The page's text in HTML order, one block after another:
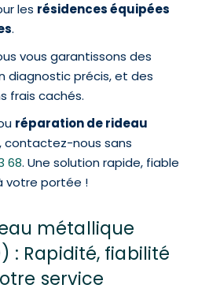
les résidences équipées
.
vous garantissons des
diagnostic précis, et des
frais cachés.
réparation de rideau
, contactez-nous sans
68. Une solution rapide, fiable
votre portée !
métallique
: Rapidité, fiabilité
service